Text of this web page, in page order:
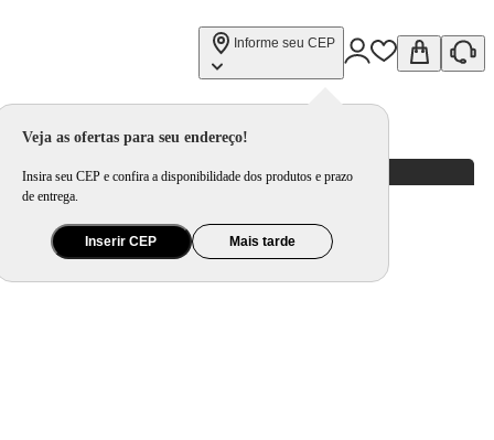
Informe seu CEP
Veja as ofertas para seu endereço!
Insira seu CEP e confira a disponibilidade dos produtos e prazo
de entrega.
Inserir CEP Mais tarde